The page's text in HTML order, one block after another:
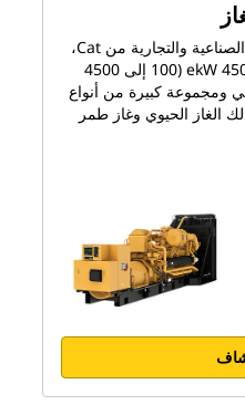
تعمل مجموعات مولدات الغاز الصناعية والتجارية من Cat،
بقدرات تتراوح من 100 إلى 4500 ekW (100 إلى 4500
ومجموعة كبيرة من أنواع
الغاز الحيوي وغاز طمر